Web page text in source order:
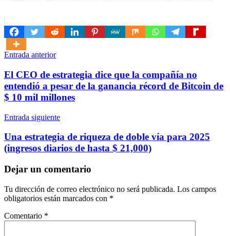
Navegación
de
entradas
Entrada anterior
El CEO de estrategia dice que la compañía no
entendió a pesar de la ganancia récord de Bitcoin de
$ 10 mil millones
Entrada siguiente
Una estrategia de riqueza de doble vía para 2025
(ingresos diarios de hasta $ 21,000)
Dejar un comentario
Tu dirección de correo electrónico no será publicada. Los campos
obligatorios están marcados con *
Comentario *